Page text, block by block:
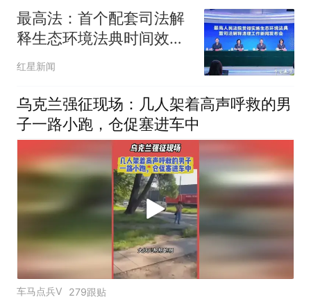
最高法：首个配套司法解
释生态环境法典时间效力
规定已起草完成，将于8
红星新闻
乌克兰强征现场：几人架着高声呼救的男
子一路小跑，仓促塞进车中
车马点兵V 279跟贴